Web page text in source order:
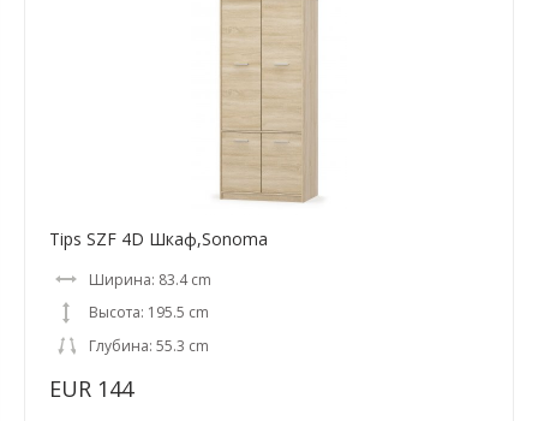
Tips SZF 4D Шкаф,Sonoma
Ширина: 83.4 cm
Высота: 195.5 cm
Глубина: 55.3 cm
EUR 144